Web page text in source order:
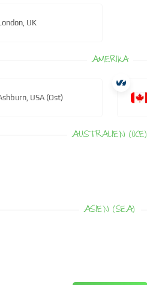
UK
AMERIKA
USA (Ost)
AUSTRALIEN (OCE)
ASIEN (SEA)